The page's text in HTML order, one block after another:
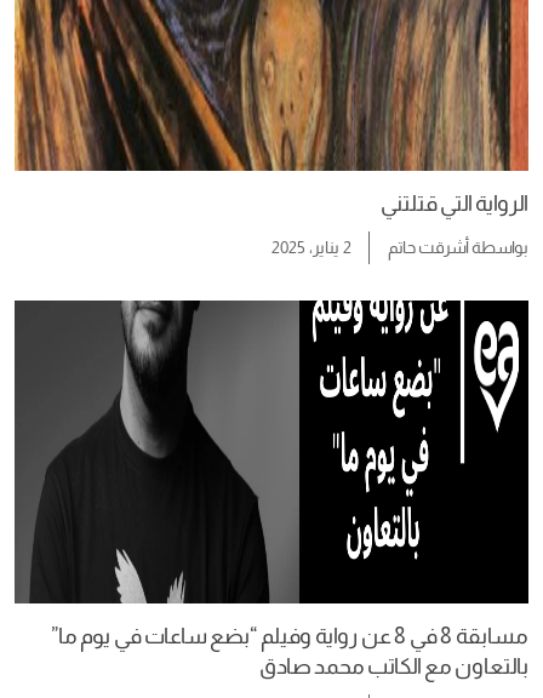
الرواية التي قتلتني
بواسطةأشرقت حاتم 2 يناير، 2025
مسابقة 8 في 8 عن رواية وفيلم “بضع ساعات في يوم ما”
بالتعاون مع الكاتب محمد صادق